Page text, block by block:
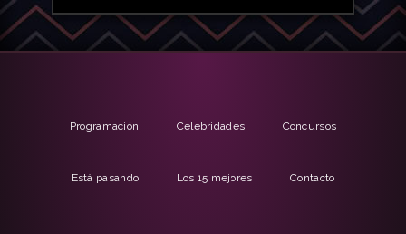
Programación Celebridades Concursos
Está pasando Los 15 mejores Contacto